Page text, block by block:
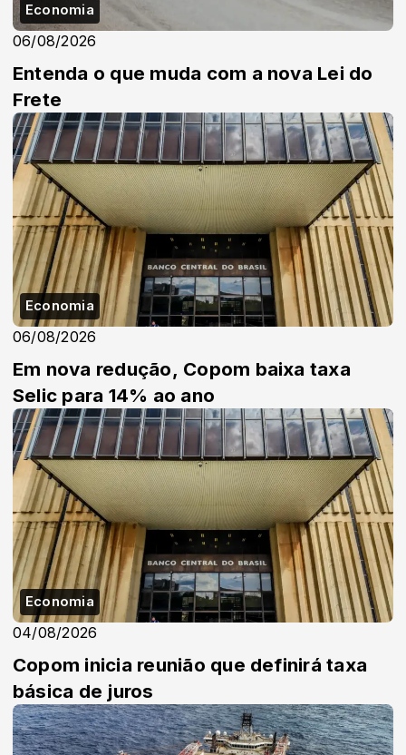
Economia
06/08/2026
Entenda o que muda com a nova Lei do
Frete
Economia
06/08/2026
Em nova redução, Copom baixa taxa
Selic para 14% ao ano
Economia
04/08/2026
Copom inicia reunião que definirá taxa
básica de juros